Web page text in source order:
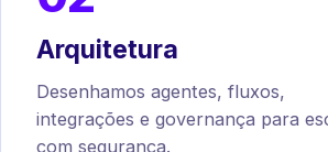
Arquitetura
Desenhamos agentes, fluxos,
integrações e governança para
com segurança.